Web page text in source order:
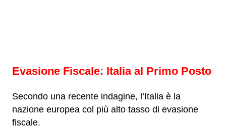
Evasione Fiscale: Italia al Primo Posto
Secondo una recente indagine, l’Italia è la
nazione europea col più alto tasso di evasione
fiscale.